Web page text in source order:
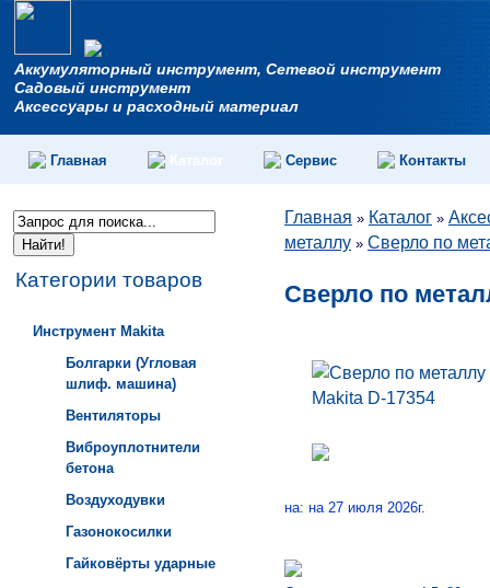
Аккумуляторный инструмент, Сетевой инструмент
Садовый инструмент
Аксессуары и расходный материал
Главная Сервис Контакты
Категории товаров
Инструмент Makita
Болгарки (Угловая
шлиф. машина)
Вентиляторы
Виброуплотнители
бетона
Воздуходувки
Газонокосилки
Гайковёрты ударные
Главная » Каталог »
металлу » Сверло по
Сверло по
на: на 27 июля 2026г.